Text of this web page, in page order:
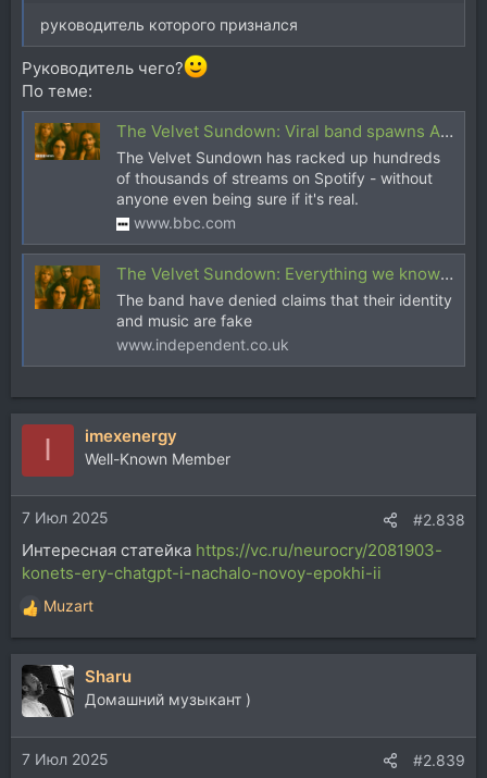
руководитель которого признался
Руководитель чего?
По теме:
The Velvet Sundown: Viral band spawns AI claims and hoaxes
The Velvet Sundown has racked up hundreds
of thousands of streams on Spotify - without
anyone even being sure if it's real.
www.bbc.com
The Velvet Sundown: Everything we know about the band accused of being AI
The band have denied claims that their identity
and music are fake
www.independent.co.uk
I imexenergy
Well-Known Member
7 Июл 2025 #2.838
Интересная статейка https://vc.ru/neurocry/2081903-
konets-ery-chatgpt-i-nachalo-novoy-epokhi-ii
Р
е
а
к
ц
и
и
:
Muzart
Sharu
Домашний музыкант )
7 Июл 2025 #2.839